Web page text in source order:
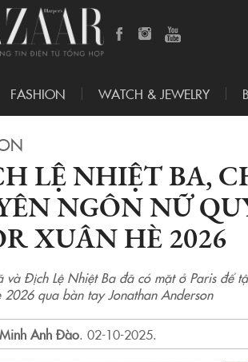
FASHION WATCH & JEWELRY
LỆ NHIỆT BA,
NGÔN NỮ
XUÂN HÈ 2026
và Địch Lệ Nhiệt Ba đã có mặt ở Paris để
2026 qua bàn tay Jonathan Anderson
Minh Anh Đào. 02-10-2025.